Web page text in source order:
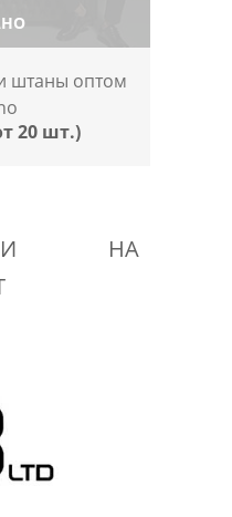
штаны оптом
20 шт.)
НА